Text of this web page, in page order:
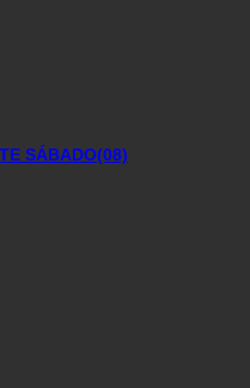
SÁBADO(08)